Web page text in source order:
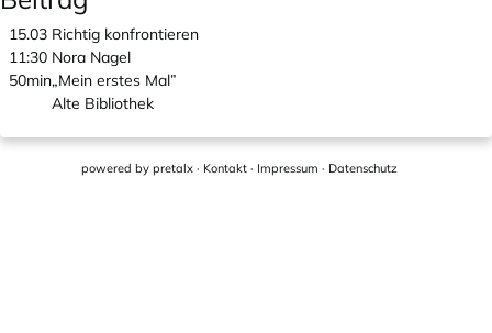
15.03
11:30
50min
Richtig konfrontieren
Nora Nagel
„Mein erstes Mal”
Alte Bibliothek
powered by pretalx · Kontakt · Impressum · Datenschutz